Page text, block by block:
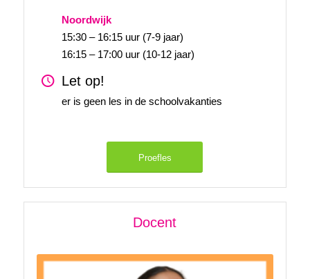
Noordwijk
15:30 – 16:15 uur (7-9 jaar)
16:15 – 17:00 uur (10-12 jaar)
Let op!
er is geen les in de schoolvakanties
Proefles
Docent